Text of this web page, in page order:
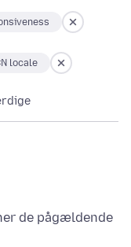
locale
de pågældende